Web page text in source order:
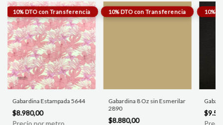
Gabardina Estampada 5644
$8.980,00
Gabardina 8 Oz sin Esmerilar
2890
$8.880,00